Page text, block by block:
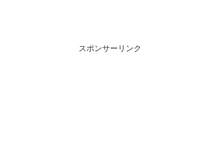
スポンサーリンク